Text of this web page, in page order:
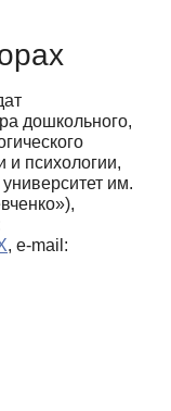
дошкольного,
и психологии,
им.
, e-mail: